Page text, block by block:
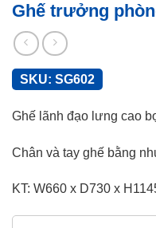
Ghế trưởng
SKU: SG602
Ghế lãnh đạo lưng cao
Chân và tay ghế bằng
KT: W660 x D730 x